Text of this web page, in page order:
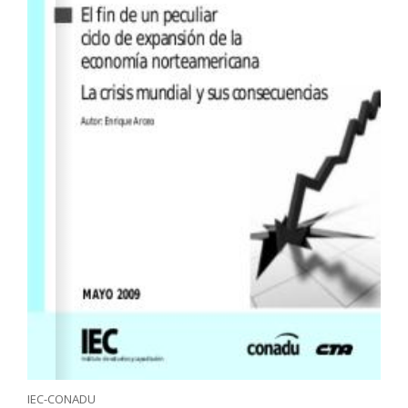
IEC-CONADU